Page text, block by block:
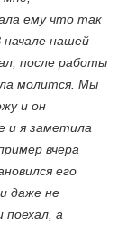
ему что так
нашей
после работы
молится. Мы
и он
и я заметила
вчера
его
даже не
поехал, а